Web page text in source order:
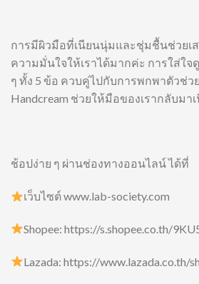
การมีผิวมือที่เนียนนุ่มและชุ่มชื้นช่วยเ
ความมั่นใจให้เราได้มากค่ะ การใส่ใ
ๆ ทั้ง 5 ข้อ ควบคู่ไปกับการพกพาตัวช่วย
Handcream ช่วยให้มือของเรากลับม
ช้อปง่าย ๆ ผ่านช่องทางออนไลน์ ได้ที่
เว็บไซต์ www.lab-society.com
Shopee: https://s.shopee.co.th/
Lazada: https://www.lazada.co.th/